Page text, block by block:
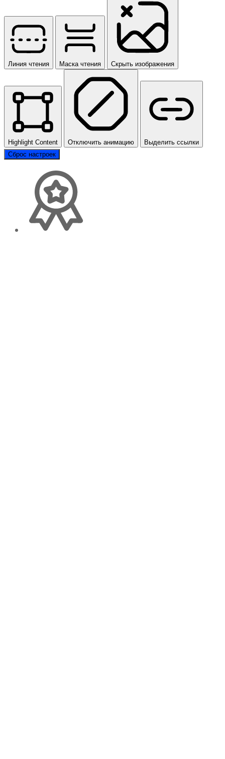
Линия чтения Маска чтения Скрыть изображения
Highlight Content Отключить анимацию
Выделить ссылки
Сброс настроек